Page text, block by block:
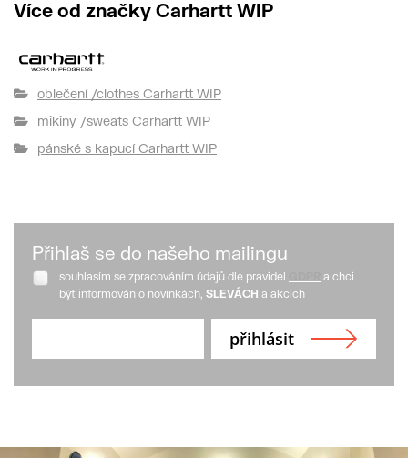
Více od značky Carhartt WIP
oblečení /clothes Carhartt WIP
mikiny /sweats Carhartt WIP
pánské s kapucí Carhartt WIP
Přihlaš se do našeho mailingu
souhlasím se zpracováním údajů dle pravidel
a chci
být informován o novinkách, SLEVÁCH a akcích